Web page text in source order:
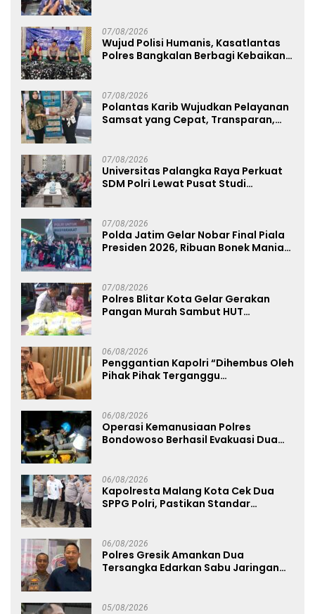
07/08/2026
Wujud Polisi Humanis, Kasatlantas
Polres Bangkalan Berbagi Kebaikan
07/08/2026
Polantas Karib Wujudkan Pelayanan
Samsat yang Cepat, Transparan,
07/08/2026
Universitas Palangka Raya Perkuat
SDM Polri Lewat Pusat Studi
07/08/2026
Polda Jatim Gelar Nobar Final Piala
Presiden 2026, Ribuan Bonek Mania
07/08/2026
Polres Blitar Kota Gelar Gerakan
Pangan Murah Sambut HUT
06/08/2026
Penggantian Kapolri “Dihembus Oleh
Pihak Pihak Terganggu
06/08/2026
Operasi Kemanusiaan Polres
Bondowoso Berhasil Evakuasi Dua
06/08/2026
Kapolresta Malang Kota Cek Dua
SPPG Polri, Pastikan Standar
06/08/2026
Polres Gresik Amankan Dua
Tersangka Edarkan Sabu Jaringan
05/08/2026